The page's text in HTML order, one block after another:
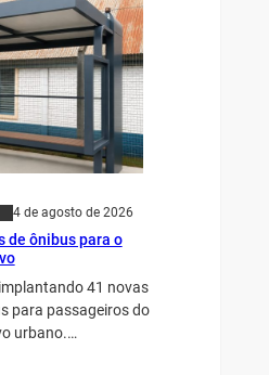
4 de agosto de 2026
de ônibus para o
41 novas
para passageiros do
urbano.…